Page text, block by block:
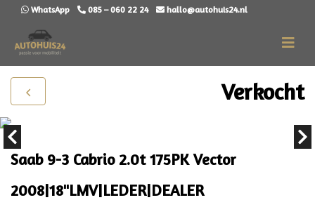
WhatsApp 085 – 060 22 24 hallo@autohuis24.nl
Verkocht
Saab 9-3 Cabrio 2.0t 175PK Vector
2008|18"LMV|LEDER|DEALER